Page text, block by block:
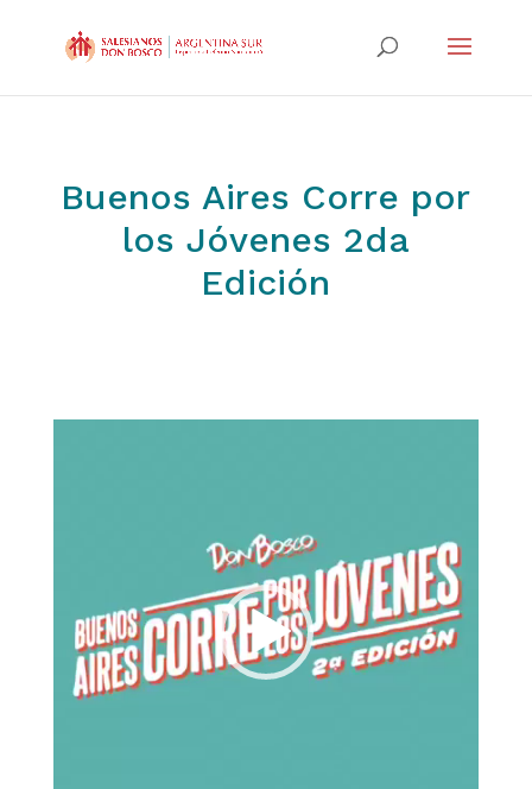
Buenos Aires Corre por
los Jóvenes 2da
Edición